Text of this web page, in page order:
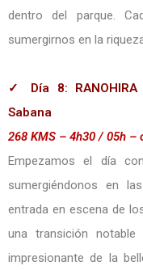
dentro del parque.
sumergirnos en la
✓ Día 8:
Sabana
268 KMS – 4h30 / 05h –
Empezamos el día
sumergiéndonos en
entrada en escena de
una transición
impresionante de la